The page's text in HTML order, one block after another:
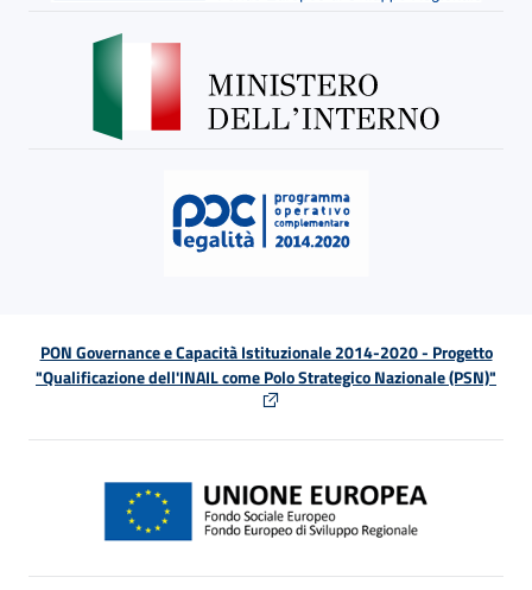
PON Governance e Capacità Istituzionale 2014-2020 - Progetto
"Qualificazione dell'INAIL come Polo Strategico Nazionale (PSN)"